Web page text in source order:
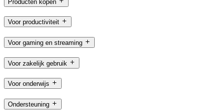
Producten kopen
Voor productiviteit
Voor gaming en streaming
Voor zakelijk gebruik
Voor onderwijs
Ondersteuning